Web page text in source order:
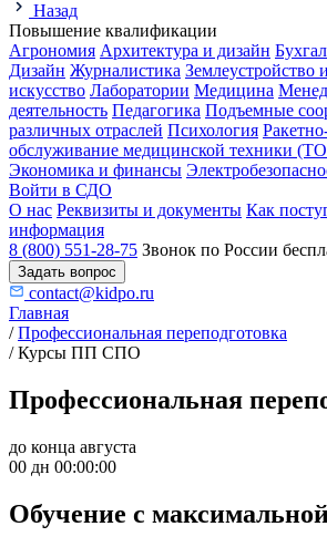
Назад
Повышение квалификации
Агрономия Архитектура и дизайн
Дизайн Журналистика Землеустройство
искусство Лаборатории Медицина
деятельность Педагогика Подъемные
различных отраслей Психология
обслуживание медицинской техники
Экономика и финансы
Войти в СДО
О нас Реквизиты и документы Как
информация
8 (800) 551-28-75 Звонок по России
Задать вопрос
contact@kidpo.ru
Главная
/ Профессиональная переподготовка
/ Курсы ПП СПО
Профессиональная
до конца августа
00 дн 00:00:00
Обучение с